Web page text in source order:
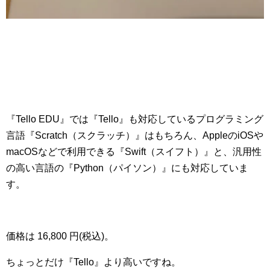
『Tello EDU』では『Tello』も対応しているプログラミング
言語『Scratch（スクラッチ）』はもちろん、AppleのiOSや
macOSなどで利用できる『Swift（スイフト）』と、汎用性
の高い言語の『Python（パイソン）』にも対応していま
す。
価格は 16,800 円(税込)。
ちょっとだけ『Tello』より高いですね。